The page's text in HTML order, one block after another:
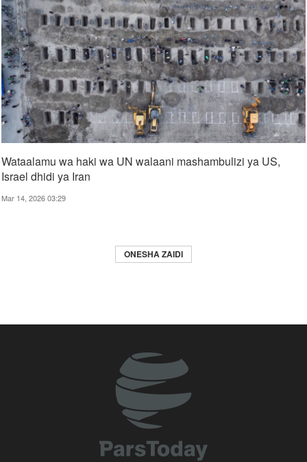
Wataalamu wa haki wa UN walaani mashambulizi ya US,
Israel dhidi ya Iran
Mar 14, 2026 03:29
ONESHA ZAIDI